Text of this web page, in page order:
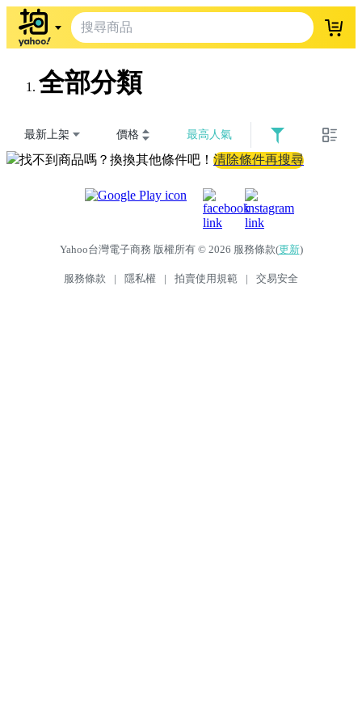
登入
全部分類
最新上架 價格 最高人氣
找不到商品嗎？換換其他條件吧！ 清除條件再搜尋
Yahoo台灣電子商務 版權所有 © 2026 服務條款(更新)
服務條款 | 隱私權 | 拍賣使用規範 | 交易安全